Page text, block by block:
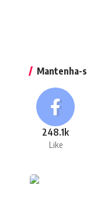
Mantenha-
248.1k
Like